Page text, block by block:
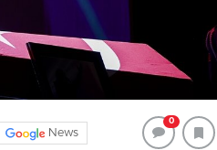
News
0